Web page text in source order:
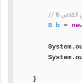
B b =
    }